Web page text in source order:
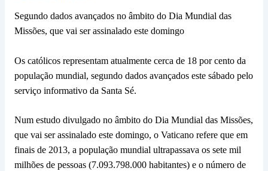
Segundo dados avançados no âmbito do Dia Mundial das
Missões, que vai ser assinalado este domingo
Os católicos representam atualmente cerca de 18 por cento da
população mundial, segundo dados avançados este sábado pelo
serviço informativo da Santa Sé.
Num estudo divulgado no âmbito do Dia Mundial das Missões,
que vai ser assinalado este domingo, o Vaticano refere que em
finais de 2013, a população mundial ultrapassava os sete mil
milhões de pessoas (7.093.798.000 habitantes) e o número de